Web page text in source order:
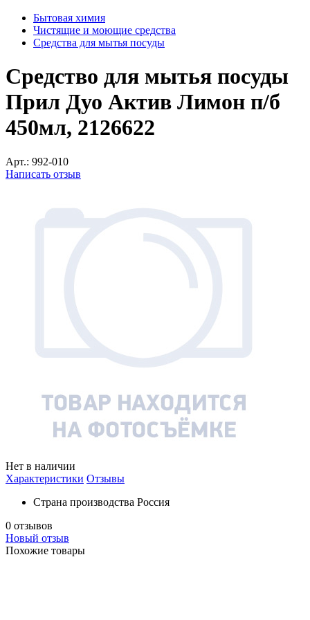
Бытовая химия
Чистящие и моющие средства
Средства для мытья посуды
Средство для мытья посуды
Прил Дуо Актив Лимон п/б
450мл, 2126622
Арт.: 992-010
Написать отзыв
Нет в наличии
Характеристики Отзывы
Страна производства Россия
0 отзывов
Новый отзыв
Похожие товары